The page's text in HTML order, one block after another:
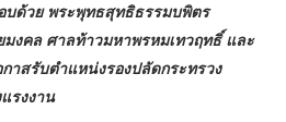
บด้วย พระพุทธสุทธิธรรมบพิตร
งคล ศาลท้าวมหาพรหมเทวฤทธิ์ และ
สรับตำแหน่งรองปลัดกระทรวง
รงงาน